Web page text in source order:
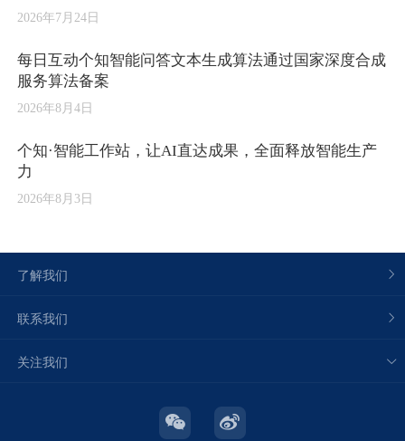
2026年7月24日
每日互动个知智能问答文本生成算法通过国家深度合成
服务算法备案
2026年8月4日
个知·智能工作站，让AI直达成果，全面释放智能生产
力
2026年8月3日
了解我们
联系我们
关注我们